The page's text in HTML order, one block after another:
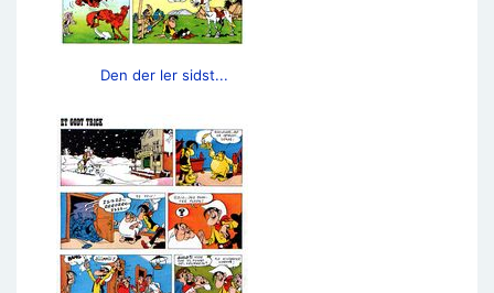
Den der ler sidst...